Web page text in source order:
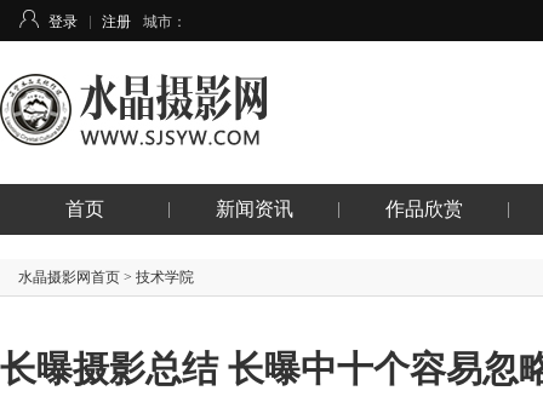
登录 注册 城市：
首页 新闻资讯 作品欣赏
水晶摄影网首页 > 技术学院
长曝摄影总结 长曝中十个容易忽